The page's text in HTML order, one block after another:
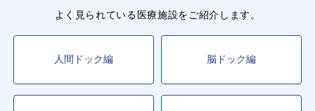
よく見られている医療施設をご紹介します。
人間ドック編 脳ドック編